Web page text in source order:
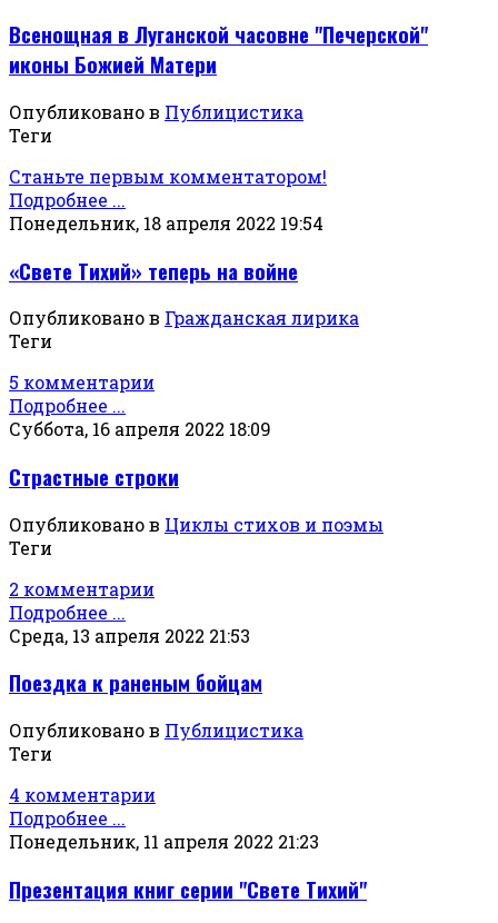
Всенощная в Луганской часовне "Печерской"
иконы Божией Матери
Опубликовано в Публицистика
Теги
Станьте первым комментатором!
Подробнее ...
Понедельник, 18 апреля 2022 19:54
«Свете Тихий» теперь на войне
Опубликовано в Гражданская лирика
Теги
5 комментарии
Подробнее ...
Суббота, 16 апреля 2022 18:09
Страстные строки
Опубликовано в Циклы стихов и поэмы
Теги
2 комментарии
Подробнее ...
Среда, 13 апреля 2022 21:53
Поездка к раненым бойцам
Опубликовано в Публицистика
Теги
4 комментарии
Подробнее ...
Понедельник, 11 апреля 2022 21:23
Презентация книг серии "Свете Тихий"